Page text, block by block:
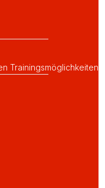
Trainingsmöglichkeiten